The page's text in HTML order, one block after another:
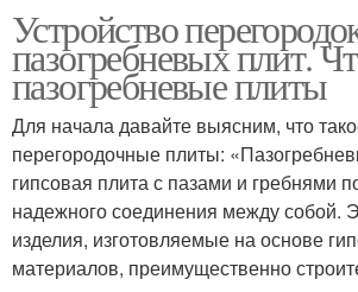
Устройство
пазогребневых плит.
пазогребневые плиты
Для начала давайте выясним, что
перегородочные плиты:
гипсовая плита с пазами и гребнями
надежного соединения между собой.
изделия, изготовляемые на основе
материалов, преимущественно